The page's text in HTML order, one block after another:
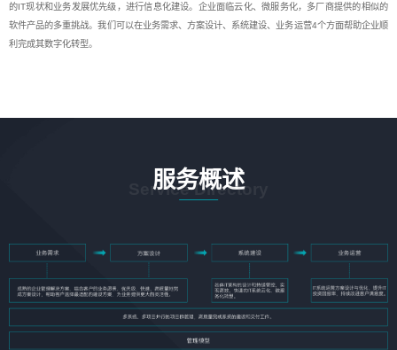
的IT现状和业务发展优先级，进行信息化建设。企业面临云化、微服务化，多厂商提供的相似的
软件产品的多重挑战。我们可以在业务需求、方案设计、系统建设、业务运营4个方面帮助企业顺
利完成其数字化转型。
服务概述
Service Directory